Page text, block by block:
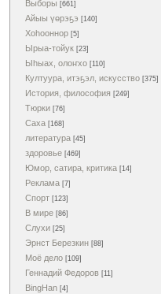
Выборы [661]
Айыы үөрэҕэ [140]
Хоһооннор [5]
Ырыа-тойук [23]
Ыһыах, олоҥхо [110]
Култуура, итэҕэл, искусство [375]
История, философия [249]
Тюрки [76]
Саха [168]
литература [45]
здоровье [469]
Юмор, сатира, критика [14]
Реклама [7]
Спорт [123]
В мире [86]
Слухи [25]
Эрнст Березкин [88]
Моё дело [109]
Геннадий Федоров [11]
BingHan [4]